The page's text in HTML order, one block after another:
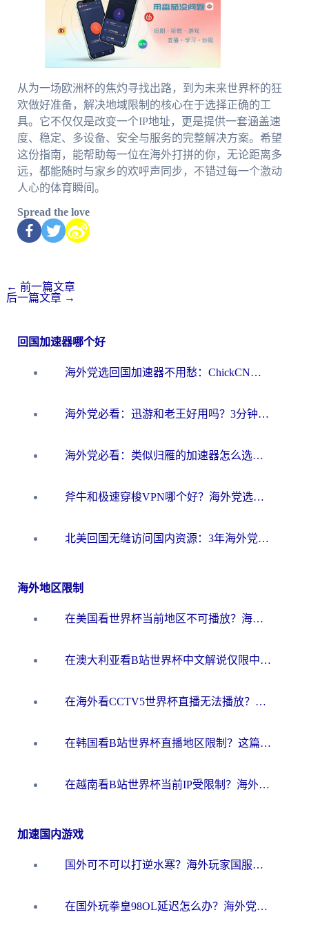
从为一场欧洲杯的焦灼寻找出路，到为未来世界杯的狂
欢做好准备，解决地域限制的核心在于选择正确的工
具。它不仅仅是改变一个IP地址，更是提供一套涵盖速
度、稳定、多设备、安全与服务的完整解决方案。希望
这份指南，能帮助每一位在海外打拼的你，无论距离多
远，都能随时与家乡的欢呼声同步，不错过每一个激动
人心的体育瞬间。
Spread the love
← 前一篇文章
后一篇文章 →
回国加速器哪个好
海外党选回国加速器不用愁：ChickCN和洞见哪个好？一篇搞定所有疑问
海外党必看：迅游和老王好用吗？3分钟选对加速国内网络的加速器
海外党必看：类似归雁的加速器怎么选？一篇搞定无缝访问国内资源
斧牛和极速穿梭VPN哪个好？海外党选回国加速器必看的真实对比与避坑指南
北美回国无缝访问国内资源：3年海外党亲测的加速器选择指南
海外地区限制
在美国看世界杯当前地区不可播放？海外党体育观赛终极指南来了！
在澳大利亚看B站世界杯中文解说仅限中国大陆？这篇指南帮你打破限制看遍赛事
在海外看CCTV5世界杯直播无法播放？这篇指南让你和国内球迷同步呐喊
在韩国看B站世界杯直播地区限制？这篇指南让你告别“当前地区不可播放”
在越南看B站世界杯当前IP受限制？海外党体育观赛终极指南来了
加速国内游戏
国外可不可以打逆水寒？海外玩家国服畅玩终极指南（附漫威荒野乱斗加速方案）
在国外玩拳皇98OL延迟怎么办？海外党亲测有效的低延迟指南